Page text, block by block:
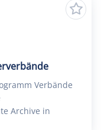
Verbände
Archive in